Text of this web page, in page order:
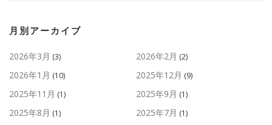
月別アーカイブ
2026年3月 (3) 2026年2月 (2)
2026年1月 (10) 2025年12月 (9)
2025年11月 (1) 2025年9月 (1)
2025年8月 (1) 2025年7月 (1)